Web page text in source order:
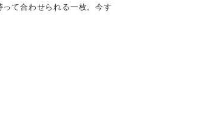
て合わせられる一枚。今す